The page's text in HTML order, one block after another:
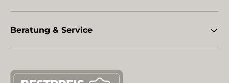
Beratung & Service